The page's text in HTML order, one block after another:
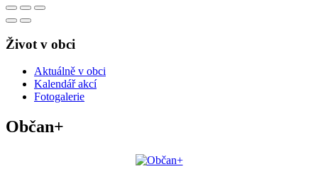
Život v obci
Aktuálně v obci
Kalendář akcí
Fotogalerie
Občan+